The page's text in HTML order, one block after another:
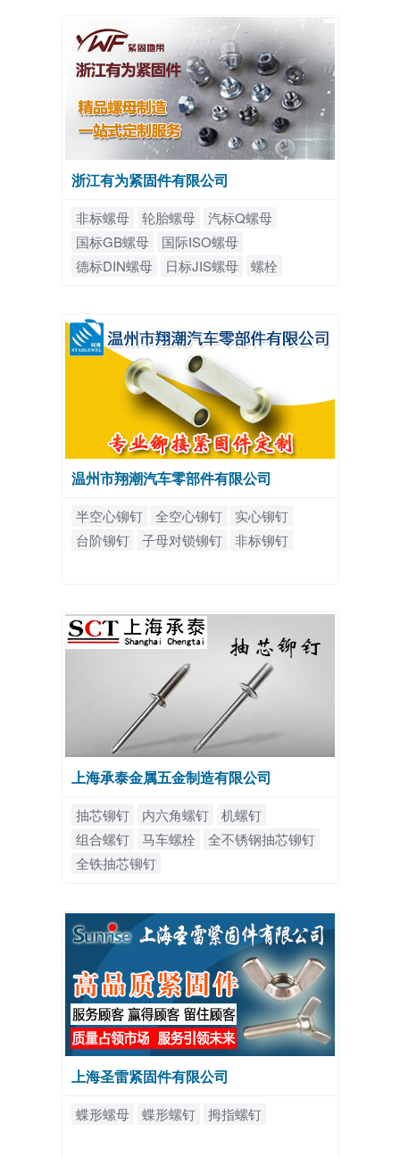
浙江有为紧固件有限公司
非标螺母 轮胎螺母
汽标Q螺母
国标GB螺母
国际ISO螺母
德标DIN螺母
日标JIS螺母 螺栓
温州市翔潮汽车零部件有限公司
半空心铆钉 全空心铆钉
实心铆钉
台阶铆钉
子母对锁铆钉 非标铆钉
上海承泰金属五金制造有限公司
抽芯铆钉 内六角螺钉
机螺钉
组合螺钉
马车螺栓
全不锈钢抽芯铆钉
全铁抽芯铆钉
上海圣雷紧固件有限公司
蝶形螺母 蝶形螺钉 拇指螺钉